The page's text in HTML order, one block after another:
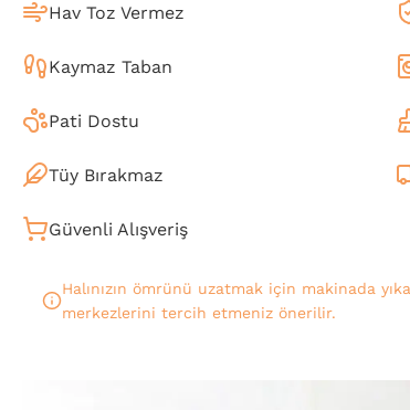
Hav Toz Vermez
Kaymaz Taban
Pati Dostu
Tüy Bırakmaz
Güvenli Alışveriş
Halınızın ömrünü uzatmak için makinada
merkezlerini tercih etmeniz önerilir.